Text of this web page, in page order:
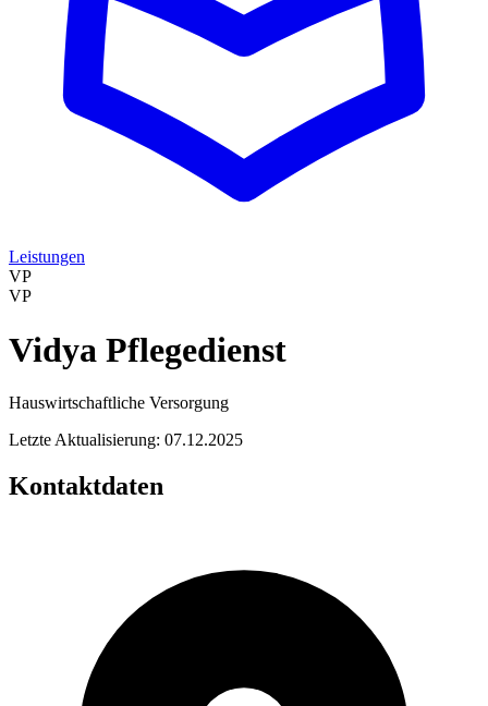
Leistungen
VP
VP
Vidya Pflegedienst
Hauswirtschaftliche Versorgung
Letzte Aktualisierung: 07.12.2025
Kontaktdaten